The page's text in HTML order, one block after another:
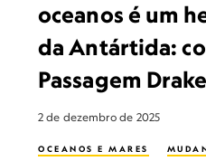
oceanos é um
da Antártida:
Passagem Drake
2 de dezembro de 2025
OCEANOS E MARES